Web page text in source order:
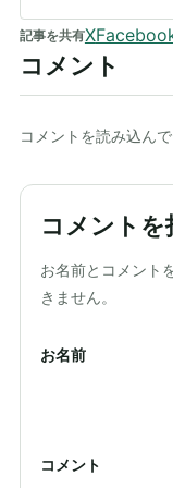
記事を共有X
コメント
コメントを読み込ん
コメントを
お名前とコメント
きません。
お名前
コメント
ウェブサイト